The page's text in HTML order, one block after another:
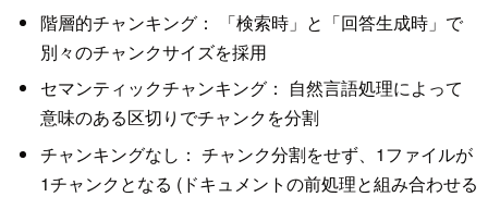
階層的チャンキング： 「検索時」と「回答生成時」で
別々のチャンクサイズを採用
セマンティックチャンキング： 自然言語処理によって
意味のある区切りでチャンクを分割
チャンキングなし： チャンク分割をせず、1ファイルが
1チャンクとなる (ドキュメントの前処理と組み合わせる